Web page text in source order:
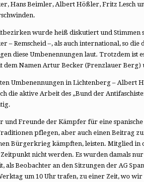
Hans Beimler, Albert Hößler, Fritz Lesch
wurde heiß diskutiert und
– Remscheid –, als auch international, so
diese Umbenennungen laut. Trotzdem ist
dem Namen Artur Becker (Prenzlauer
Umbenennungen in Lichtenberg – Albert
die aktive Arbeit des „Bund der
und Freunde der Kämpfer für eine
pflegen, aber auch einen Beitrag
Bürgerkrieg kämpften, leisten. Mitglied
nicht werden. Es wurden damals
als Beobachter an den Sitzungen der AG
um 10 Uhr trafen, zu einer Zeit, wo